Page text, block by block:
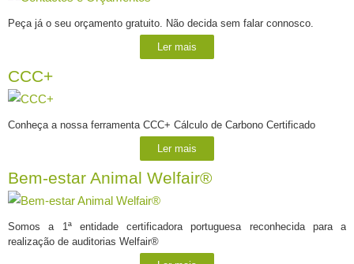
Peça já o seu orçamento gratuito. Não decida sem falar connosco.
Ler mais
CCC+
Conheça a nossa ferramenta CCC+ Cálculo de Carbono Certificado
Ler mais
Bem-estar Animal Welfair®
Somos a 1ª entidade certificadora portuguesa reconhecida para a
realização de auditorias Welfair®